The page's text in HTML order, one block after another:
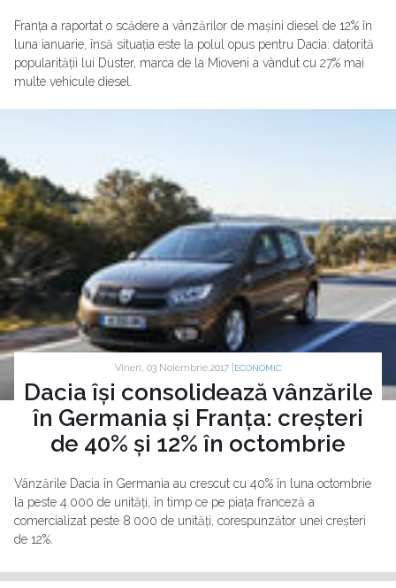
Franța a raportat o scădere a vânzărilor de mașini diesel de 12% în
luna ianuarie, însă situația este la polul opus pentru Dacia: datorită
popularității lui Duster, marca de la Mioveni a vândut cu 27% mai
multe vehicule diesel.
Vineri, 03 Noiembrie 2017 | ECONOMIC
Dacia își consolidează vânzările
în Germania și Franța: creșteri
de 40% și 12% în octombrie
Vânzările Dacia în Germania au crescut cu 40% în luna octombrie
la peste 4.000 de unități, în timp ce pe piața franceză a
comercializat peste 8.000 de unități, corespunzător unei creșteri
de 12%.